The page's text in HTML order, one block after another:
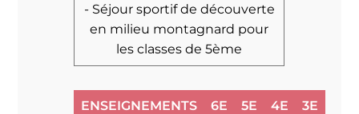
- Séjour sportif de découverte
en milieu montagnard pour
les classes de 5ème
ENSEIGNEMENTS
6E 5E 4E 3E